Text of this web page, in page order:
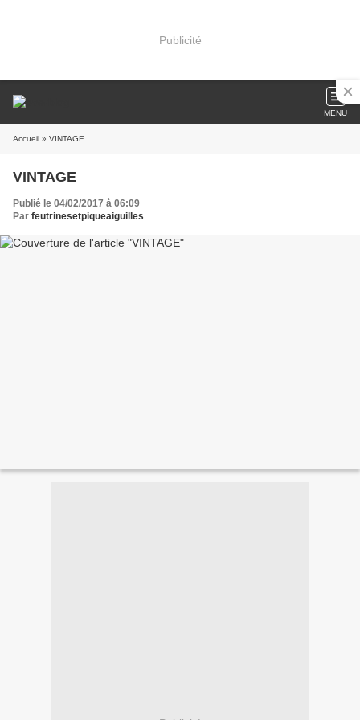
Publicité
MENU
Accueil » VINTAGE
VINTAGE
Publié le 04/02/2017 à 06:09
Par feutrinesetpiqueaiguilles